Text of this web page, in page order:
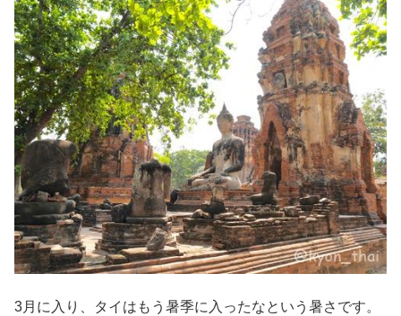
3月に入り、タイはもう暑季に入ったなという暑さです。